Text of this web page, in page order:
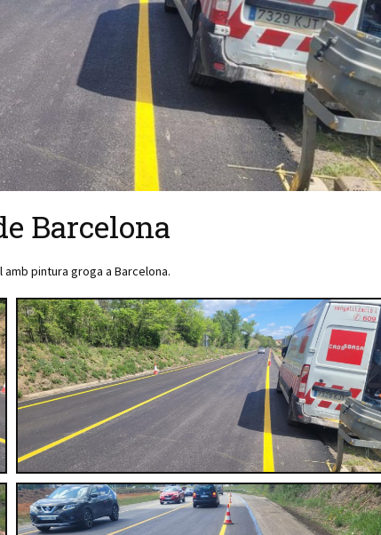
Barcelona
pintura groga a Barcelona.